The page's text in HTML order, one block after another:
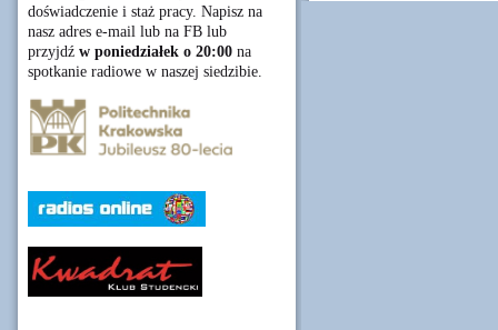
doświadczenie i staż pracy. Napisz na
nasz adres e-mail lub na FB lub
przyjdź w poniedziałek o 20:00 na
spotkanie radiowe w naszej siedzibie.